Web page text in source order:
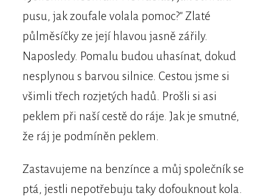
pusu, jak zoufale volala pomoc?" Zlaté
půlměsíčky ze její hlavou jasně zářily.
Naposledy. Pomalu budou uhasínat, dokud
nesplynou s barvou silnice. Cestou jsme si
všimli třech rozjetých hadů. Prošli si asi
peklem při naší cestě do ráje. Jak je smutné,
že ráj je podmíněn peklem.
Zastavujeme na benzínce a můj společník se
ptá, jestli nepotřebuju taky dofouknout kola.